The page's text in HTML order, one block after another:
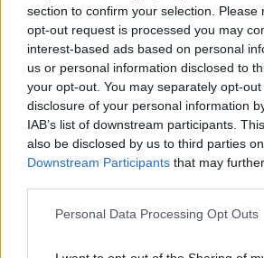
section to confirm your selection. Please
opt-out request is processed you may
interest-based ads based on personal
us or personal information disclosed to
your opt-out. You may separately opt-
disclosure of your personal information
IAB’s list of downstream participants.
also be disclosed by us to third parties
Downstream Participants that may
Please note that this website/app uses
Personal Data Processing Opt Outs
Anterior
AS RELAÇÕES DE
TRABALHO FALHAM,
POR FALTA DE UM
IDIOMA PARTILHADO
POR TODOS